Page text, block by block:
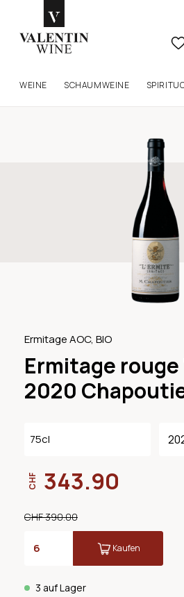
WEINE SCHAUMWEINE
Ermitage AOC, BIO
Ermitage
2020
75cl
3 auf Lager
CHF 343.90
CHF 390.00
Kaufen